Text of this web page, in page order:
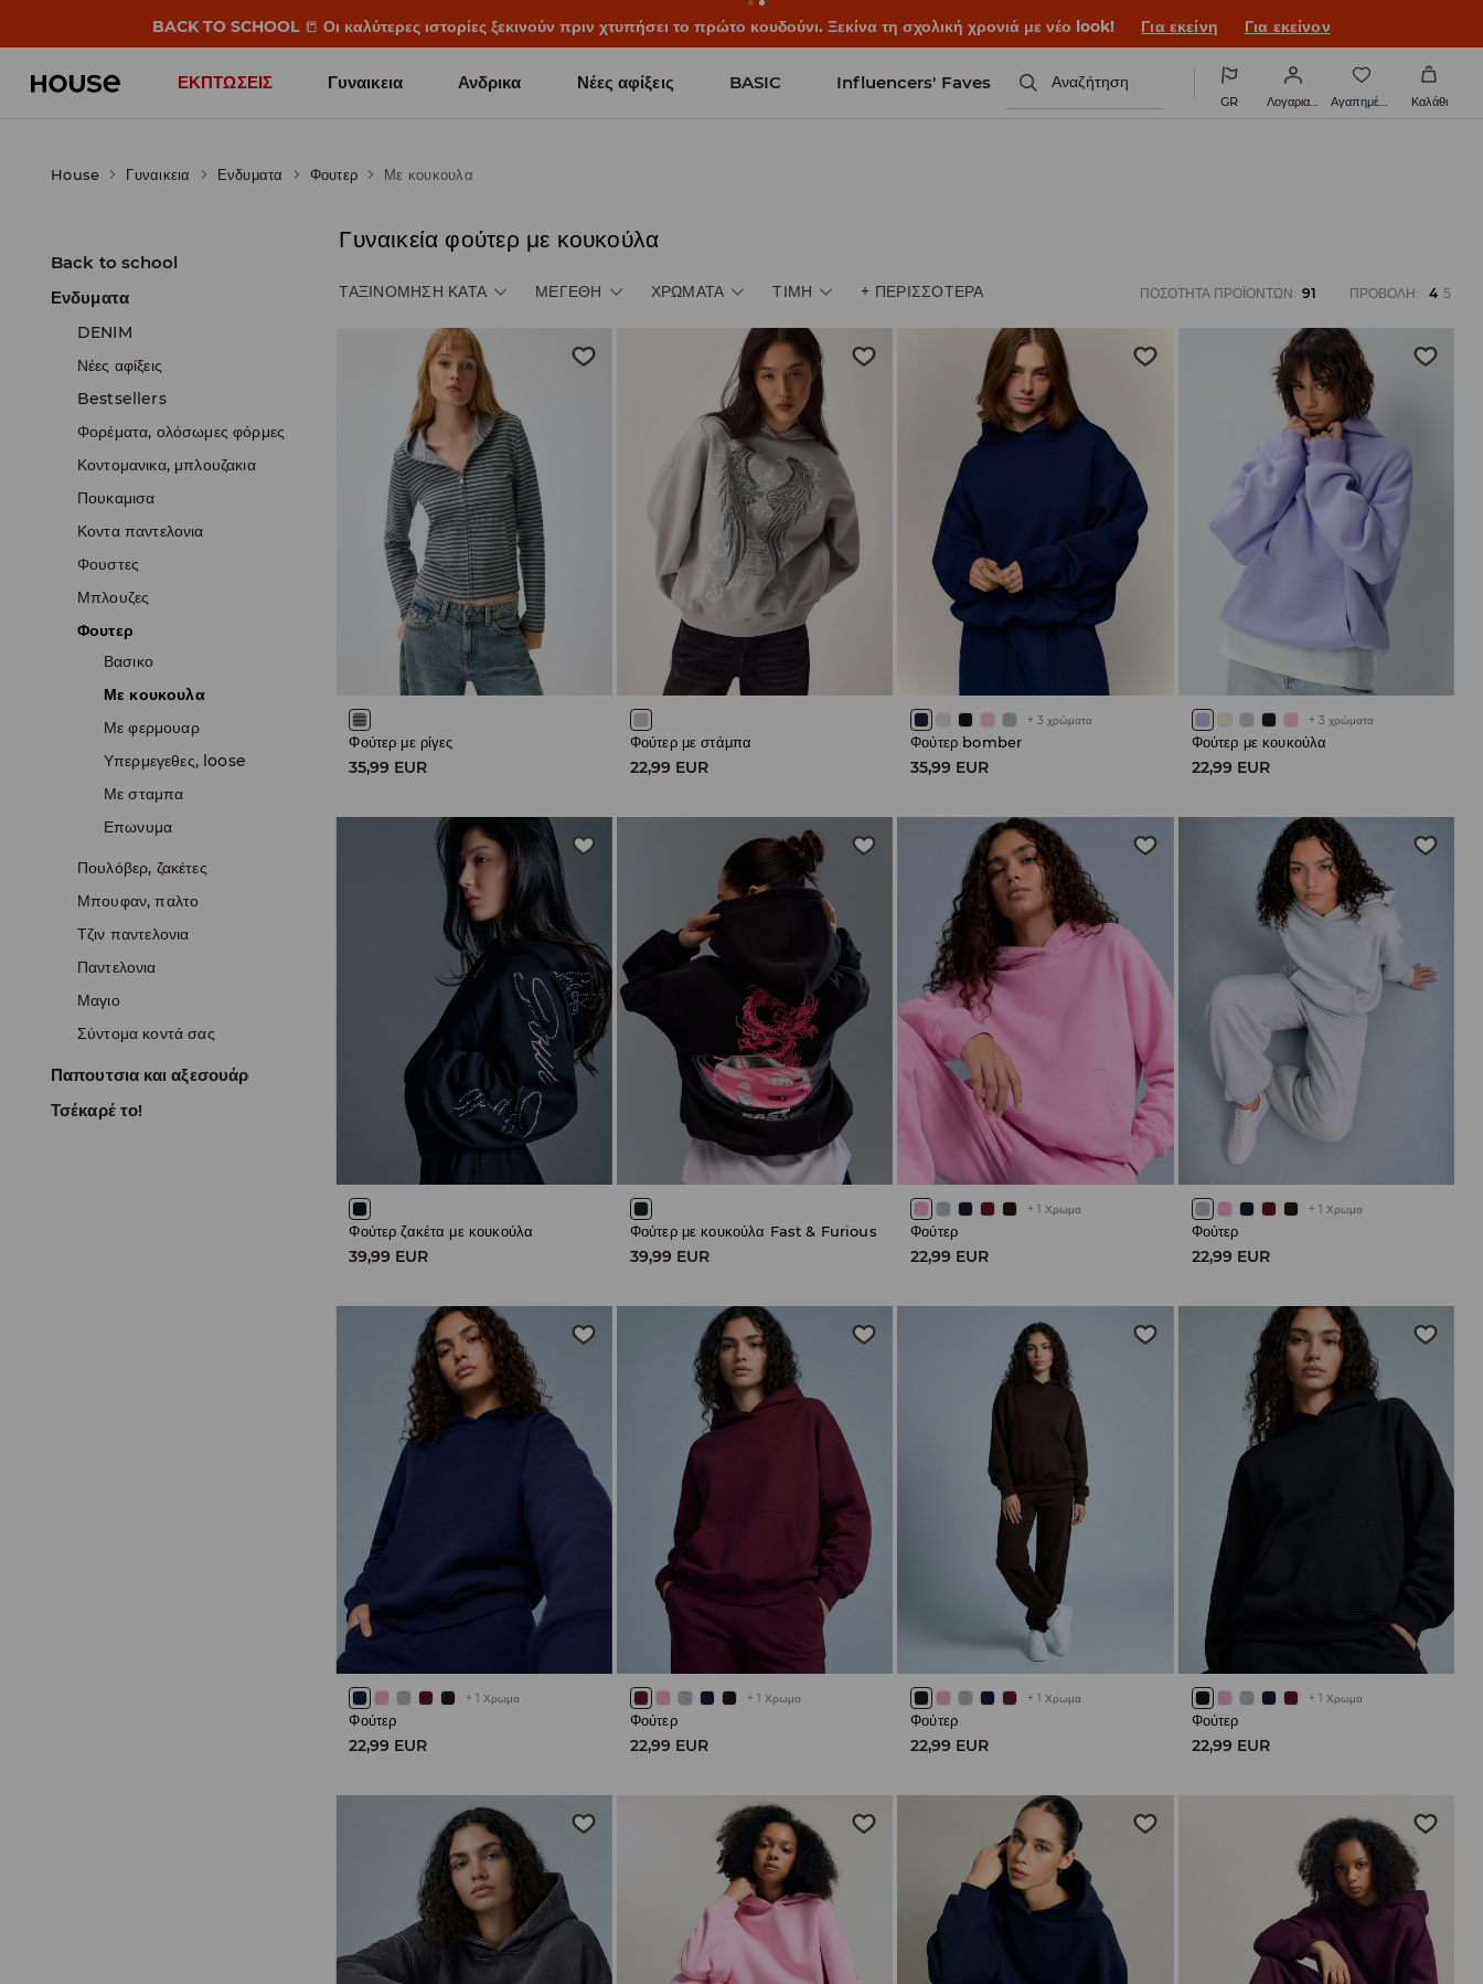
BACK TO SCHOOL 📒 Οι καλύτερες ιστορίες ξεκινούν πριν χτυπήσει το πρώτο κουδούνι. Ξεκίνα τη σχολική χρονιά με νέο look! Για εκείνη Για εκείνον
ΕΚΠΤΩΣΕΙΣ Γυναικεια Ανδρικα Νέες αφίξεις BASIC Influencers' Faves Αναζήτηση
GR Λογαριασμός Αγαπημένα Καλάθι
House Γυναικεια Ενδυματα Φουτερ Με κουκουλα
Back to school
Ενδυματα
DENIM
Νέες αφίξεις
Bestsellers
Φορέματα, ολόσωμες φόρμες
Κοντομανικα, μπλουζακια
Πουκαμισα
Κοντα παντελονια
Φουστες
Μπλουζες
Φουτερ
Βασικο
Με κουκουλα
Με φερμουαρ
Υπερμεγεθες, loose
Με σταμπα
Επωνυμα
Πουλόβερ, ζακέτες
Μπουφαν, παλτο
Τζιν παντελονια
Παντελονια
Μαγιο
Σύντομα κοντά σας
Παπουτσια και αξεσουάρ
Τσέκαρέ το!
Γυναικεία φούτερ με κουκούλα
ΤΑΞΙΝΌΜΗΣΗ ΚΑΤΆ ΜΕΓΈΘΗ ΧΡΏΜΑΤΑ ΤΙΜΉ + ΠΕΡΙΣΣΌΤΕΡΑ ΠΟΣΌΤΗΤΑ ΠΡΟΪΌΝΤΩΝ: 91 ΠΡΟΒΟΛΉ: 4 5
Φούτερ με ρίγες
35,99 EUR
Φούτερ με στάμπα
22,99 EUR
+3 χρώματα
Φούτερ bomber
35,99 EUR
+ 3 χρώματα
Φούτερ με κουκούλα
22,99 EUR
Φούτερ ζακέτα με κουκούλα
39,99 EUR
Φούτερ με κουκούλα Fast & Furious
39,99 EUR
+1 Χρωμα
Φούτερ
22,99 EUR
+ 1 Χρωμα
Φούτερ
22,99 EUR
+1 Χρωμα
Φούτερ
22,99 EUR
+ 1 Χρωμα
Φούτερ
22,99 EUR
+1 Χρωμα
Φούτερ
22,99 EUR
+ 1 Χρωμα
Φούτερ
22,99 EUR